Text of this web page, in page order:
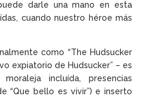
darle una mano en esta
cuando nuestro héroe más
como “The Hudsucker
expiatorio de Hudsucker” – es
incluída, presencias
“Que bello es vivir”) e inserto